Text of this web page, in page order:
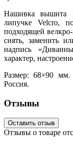
Нашивка вышита
липучке Velcro,
подходящей
снять, заменить
надпись
характер,
Размер: 68×90 мм.
Россия.
Отзывы
Оставить отзыв
Отзывы о товаре